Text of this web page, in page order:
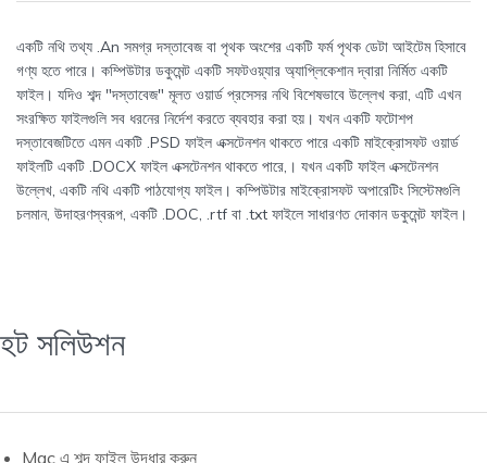
একটি নথি তথ্য .An সমগ্র দস্তাবেজ বা পৃথক অংশের একটি ফর্ম পৃথক ডেটা আইটেম হিসাবে
গণ্য হতে পারে। কম্পিউটার ডকুমেন্ট একটি সফটওয়্যার অ্যাপ্লিকেশান দ্বারা নির্মিত একটি
ফাইল। যদিও শব্দ "দস্তাবেজ" মূলত ওয়ার্ড প্রসেসর নথি বিশেষভাবে উল্লেখ করা, এটি এখন
সংরক্ষিত ফাইলগুলি সব ধরনের নির্দেশ করতে ব্যবহার করা হয়। যখন একটি ফটোশপ
দস্তাবেজটিতে এমন একটি .PSD ফাইল এক্সটেনশন থাকতে পারে একটি মাইক্রোসফট ওয়ার্ড
ফাইলটি একটি .DOCX ফাইল এক্সটেনশন থাকতে পারে,। যখন একটি ফাইল এক্সটেনশন
উল্লেখ, একটি নথি একটি পাঠযোগ্য ফাইল। কম্পিউটার মাইক্রোসফট অপারেটিং সিস্টেমগুলি
চলমান, উদাহরণস্বরূপ, একটি .DOC, .rtf বা .txt ফাইলে সাধারণত দোকান ডকুমেন্ট ফাইল।
হট সলিউশন
Mac এ শব্দ ফাইল উদ্ধার করুন